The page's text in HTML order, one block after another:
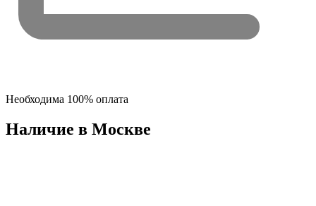
Необходима 100% оплата
Наличие в Москвe